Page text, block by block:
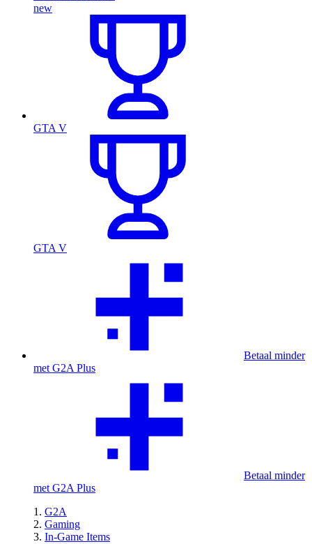
new
GTA V
GTA V
Betaal minder
met G2A Plus
Betaal minder
met G2A Plus
G2A
Gaming
In-Game Items